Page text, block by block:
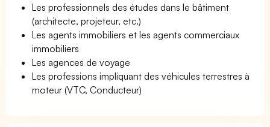
Les professionnels des études dans le bâtiment
(architecte, projeteur, etc.)
Les agents immobiliers et les agents commerciaux
immobiliers
Les agences de voyage
Les professions impliquant des véhicules terrestres à
moteur (VTC, Conducteur)